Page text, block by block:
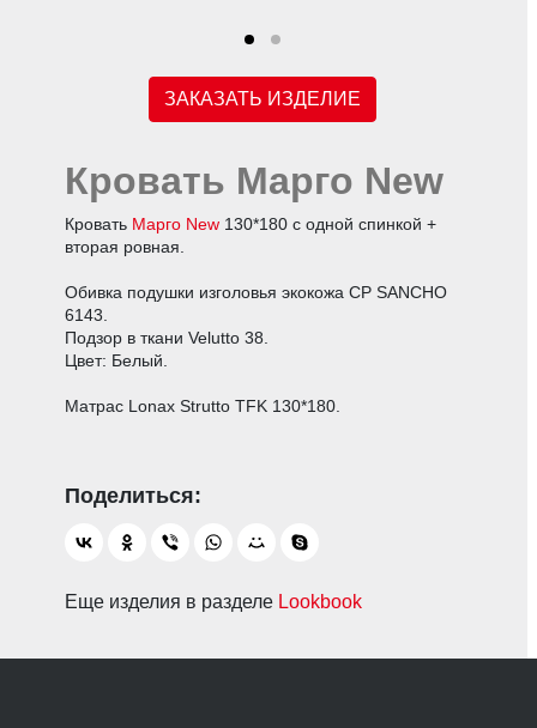
ЗАКАЗАТЬ ИЗДЕЛИЕ
Кровать Марго New
Кровать Марго New130*180 с одной спинкой +
вторая ровная.
Обивка подушки изголовья экокожа CP SANCHO
6143.
Подзор в ткани Velutto 38.
Цвет: Белый.
Матрас Lonax Strutto TFK 130*180.
Еще изделия в разделе Lookbook